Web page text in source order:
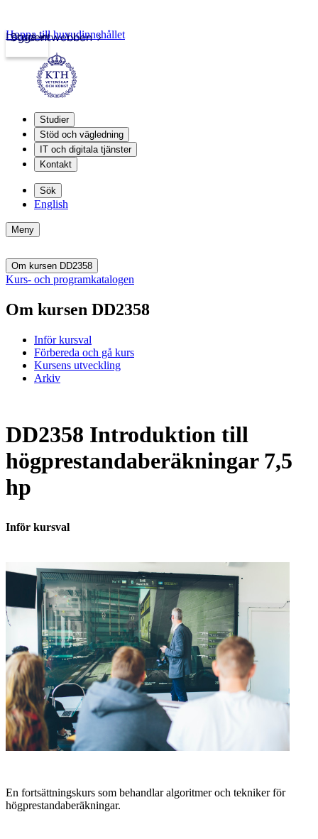
Studentwebben
Logga in
Hoppa till huvudinnehållet
Studier
Stöd och vägledning
IT och digitala tjänster
Kontakt
Sök
English
Meny
Om kursen DD2358
Kurs- och programkatalogen
Om kursen DD2358
Inför kursval
Förbereda och gå kurs
Kursens utveckling
Arkiv
DD2358 Introduktion till
högprestandaberäkningar 7,5
hp
Inför kursval
En fortsättningskurs som behandlar algoritmer och tekniker för
högprestandaberäkningar.